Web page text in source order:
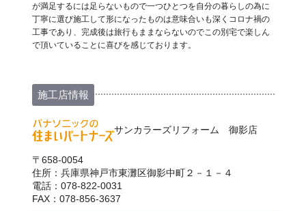
が満足するには足らないもので一つひとつを自分の暮らしの為に
丁寧に選び施工して形になったものは意味合いも深くコロナ禍の
工事であり、完成後は旅行もままならないのでこの別宅で楽しん
で頂いていることに喜びを感じております。
施工店情報
サンカラーズリフォーム 御影店
〒658-0054
住所：兵庫県神戸市東灘区御影中町２－１－４
電話：078-822-0031
FAX：078-856-3637